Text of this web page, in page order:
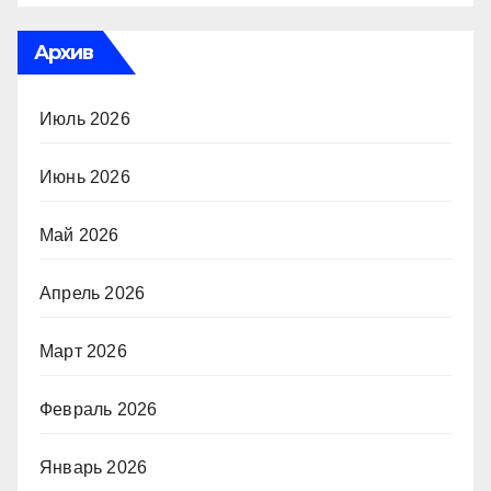
Архив
Июль 2026
Июнь 2026
Май 2026
Апрель 2026
Март 2026
Февраль 2026
Январь 2026